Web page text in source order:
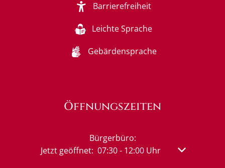
Barrierefreiheit
Leichte Sprache
Gebärdensprache
Öffnungszeiten
Bürgerbüro:
Klicken, um weitere Öffnungs- oder
Jetzt geöffnet: 07:30- 12:00Uhr Von 07:30